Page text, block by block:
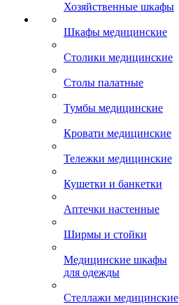
Хозяйственные шкафы
Шкафы медицинские
Столики медицинские
Столы палатные
Тумбы медицинские
Кровати медицинские
Тележки медицинские
Кушетки и банкетки
Аптечки настенные
Ширмы и стойки
Медицинские шкафы
для одежды
Стеллажи медицинские